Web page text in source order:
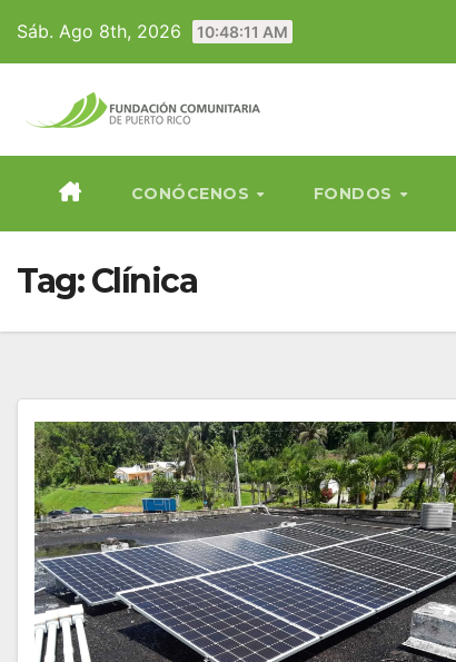
content
Sáb. Ago 8th, 2026 10:48:12 AM
CONÓCENOS FONDOS
Tag:Clínica